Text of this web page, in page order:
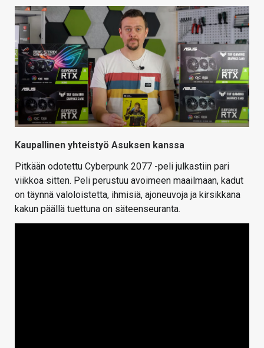
KAUPPA
VAIHDA TEEMA
HAKU
Kaupallinen yhteistyö Asuksen kanssa
Pitkään odotettu Cyberpunk 2077 -peli julkastiin pari
viikkoa sitten. Peli perustuu avoimeen maailmaan, kadut
on täynnä valoloistetta, ihmisiä, ajoneuvoja ja kirsikkana
kakun päällä tuettuna on säteenseuranta.